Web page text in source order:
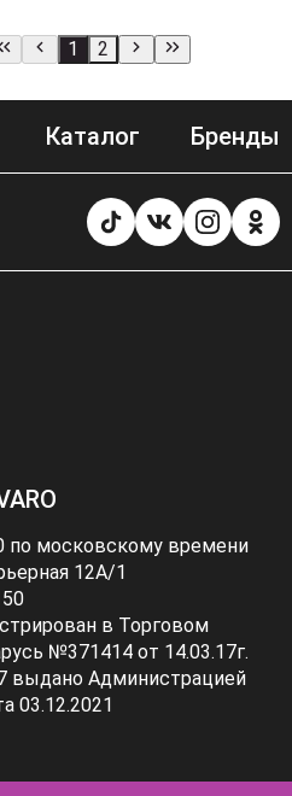
1 2
Каталог Бренды
по московскому времени
12А/1
в Торговом
№371414 от 14.03.17г.
выдано Администрацией
03.12.2021